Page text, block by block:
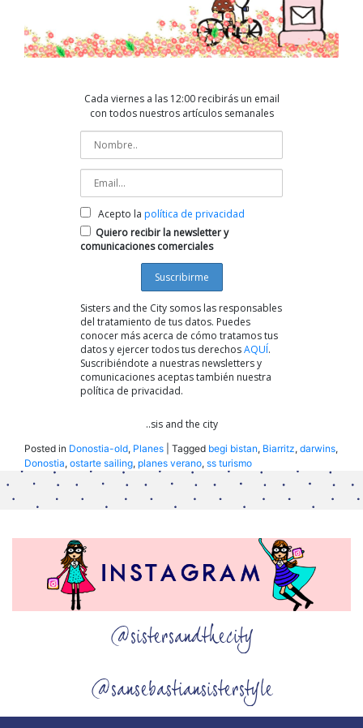
Cada viernes a las 12:00 recibirás un email
con todos nuestros artículos semanales
Acepto la política de privacidad
Quiero recibir la newsletter y
comunicaciones comerciales
Sisters and the City somos las responsables
del tratamiento de tus datos. Puedes
conocer más acerca de cómo tratamos tus
datos y ejercer todos tus derechosAQUÍ.
Suscribiéndote a nuestras newsletters y
comunicaciones aceptas también nuestra
política de privacidad.
..sis and the city
Posted in Donostia-old, Planes Tagged begi bistan, Biarritz, darwins,
Donostia, ostarte sailing, planes verano, ss turismo
@sistersandthecity
@sansebastiansisterstyle